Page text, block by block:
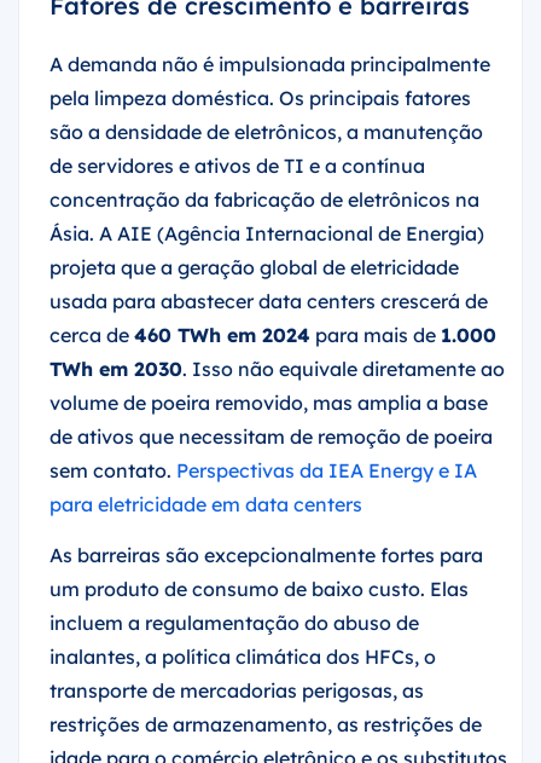
pela limpeza doméstica. Os principais fatores
são a densidade de eletrônicos, a manutenção
de servidores e ativos de TI e a contínua
Ásia. A AIE (Agência Internacional de Energia)
projeta que a geração global de eletricidade
usada para abastecer data centers crescerá de
cerca de
. Isso não equivale diretamente ao
volume de poeira removido, mas amplia a base
de ativos que necessitam de remoção de poeira
sem contato.
Perspectivas da IEA Energy e IA
para eletricidade em data centers
um produto de consumo de baixo custo. Elas
incluem a regulamentação do abuso de
inalantes, a política climática dos HFCs, o
transporte de mercadorias perigosas, as
restrições de armazenamento, as restrições de
idade para o comércio eletrônico e os substitutos